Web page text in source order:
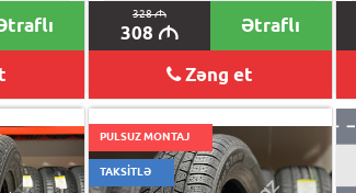
328M
308 M Ətraflı
Zəng et
PULSUZ MONTAJ
TAKSİTLƏ